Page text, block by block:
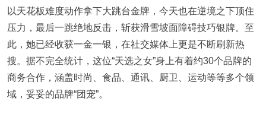
以天花板难度动作拿下大跳台金牌，今天也在逆境之下顶住
压力，最后一跳绝地反击，斩获滑雪坡面障碍技巧银牌。至
此，她已经收获一金一银，在社交媒体上更是不断刷新热
搜。据不完全统计，这位“天选之女”身上有着约30个品牌的
商务合作，涵盖时尚、食品、通讯、厨卫、运动等等多个领
域，妥妥的品牌“团宠”。